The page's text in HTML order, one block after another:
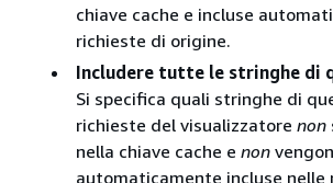
chiave cache e incluse
richieste di origine.
Includere tutte le stringhe di
Si specifica quali stringhe di
richieste del visualizzatore non
nella chiave cache e non
automaticamente incluse nelle